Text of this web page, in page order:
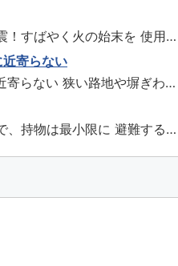
隠しましょう。座ぶとんな
の確保 揺れを感じたら、玄
！すばやく火の始末を 使用
石油ストーブは「対震自動
電気器具はコンセントを抜
寄らない
らない 狭い路地や塀ぎわ
てきたりするので遠ざかり
場合があるので、これらの
、持物は最小限に 避難する